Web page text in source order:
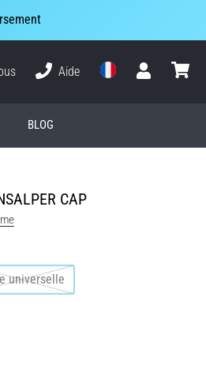
Aide
BLOG
CAP
universelle